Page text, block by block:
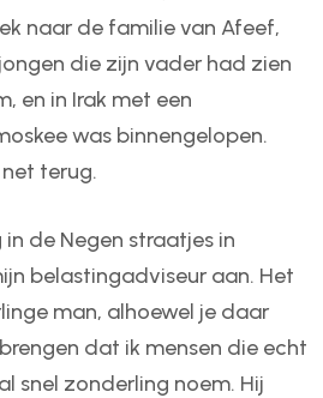
naar de familie van Afeef,
die zijn vader had zien
en in Irak met een
was binnengelopen.
terug.
de Negen straatjes in
belastingadviseur aan. Het
man, alhoewel je daar
dat ik mensen die echt
snel zonderling noem. Hij